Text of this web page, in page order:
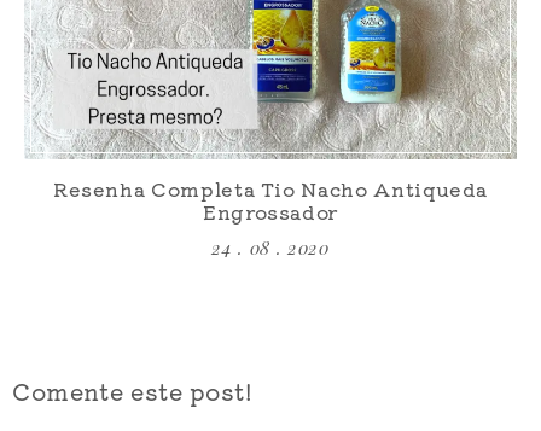
Resenha Completa Tio Nacho Antiqueda
Engrossador
24 . 08 . 2020
Comente este post!